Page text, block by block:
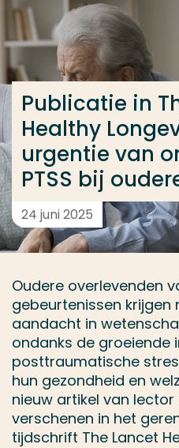
Ga direct naar de content
... > Publicatie in The
Publicatie in
Healthy
urgentie van
PTSS bij
24 juni 2025
Oudere overlevenden
gebeurtenissen krijgen
aandacht in
ondanks de groeiende
posttraumatische
hun gezondheid en
nieuw artikel van
verschenen in het
tijdschrift The Lancet
Veel gezocht
Opleiding
Contact